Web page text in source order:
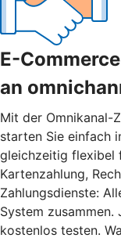
E-
an
Mit der Omnikanal-
starten Sie einfach
gleichzeitig flexibel
Kartenzahlung,
Zahlungsdienste:
System
kostenlos testen.